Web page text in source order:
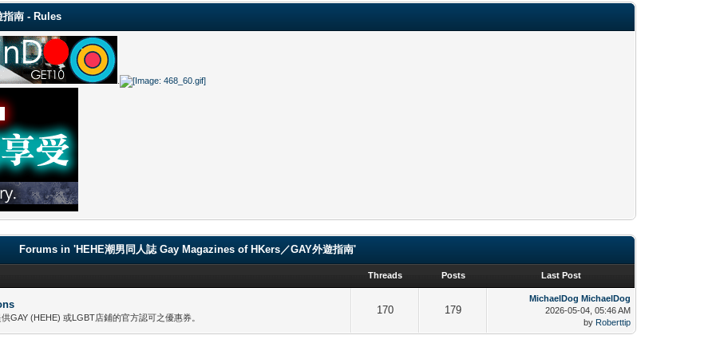
指南 - Rules
Forums in 'HEHE潮男同人誌 Gay Magazines of HKers／GAY外遊指南'
Threads Posts Last Post
GAY (HEHE) 或LGBT店鋪的官方認可之優惠券。
170 179
MichaelDog MichaelDog
2026-05-04, 05:46 AM
by Roberttip